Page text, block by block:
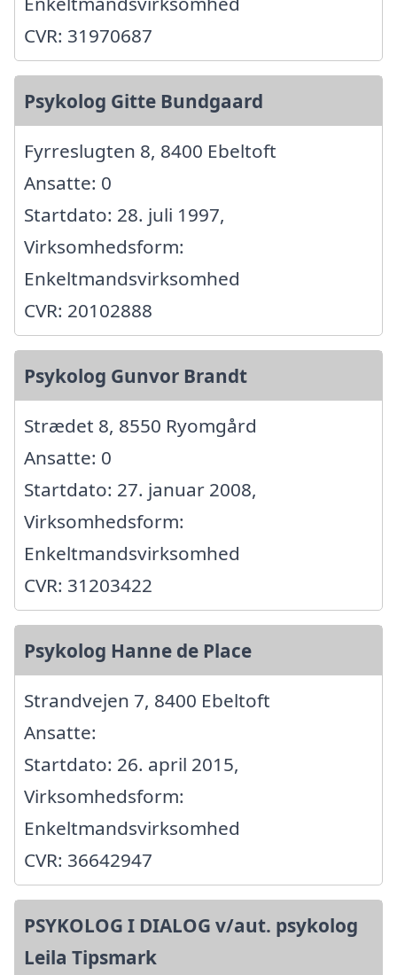
CVR: 31970687
Psykolog Gitte Bundgaard
Fyrreslugten 8, 8400 Ebeltoft
Ansatte: 0
Startdato: 28. juli 1997,
Virksomhedsform:
Enkeltmandsvirksomhed
CVR: 20102888
Psykolog Gunvor Brandt
Strædet 8, 8550 Ryomgård
Ansatte: 0
Startdato: 27. januar 2008,
Virksomhedsform:
Enkeltmandsvirksomhed
CVR: 31203422
Psykolog Hanne de Place
Strandvejen 7, 8400 Ebeltoft
Ansatte:
Startdato: 26. april 2015,
Virksomhedsform:
Enkeltmandsvirksomhed
CVR: 36642947
PSYKOLOG I DIALOG v/aut. psykolog
Leila Tipsmark